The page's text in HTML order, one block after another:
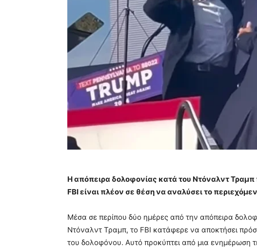
Η απόπειρα δολοφονίας κατά του Ντόναλντ
FBI είναι πλέον σε θέση να αναλύσει το
Μέσα σε περίπου δύο ημέρες από την απόπειρα
Ντόναλντ Τραμπ, το FBI κατάφερε να αποκτήσει
του δολοφόνου. Αυτό προκύπτει από μια ενημέρωση